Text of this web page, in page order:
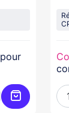
pour